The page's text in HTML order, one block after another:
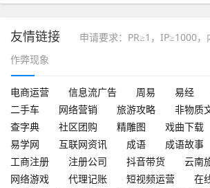
友情链接
申请要求：PR≥1，IP≥1000
作弊现象
电商运营 信息流广告 周易 易经
二手车
网络营销 旅游攻略
非物质
查字典
社区团购 精雕图 戏曲下载
易学网
互联网资讯 成语 成语故事
工商注册
注册公司 抖音带货
云南
网络游戏
代理记账 短视频运营
在